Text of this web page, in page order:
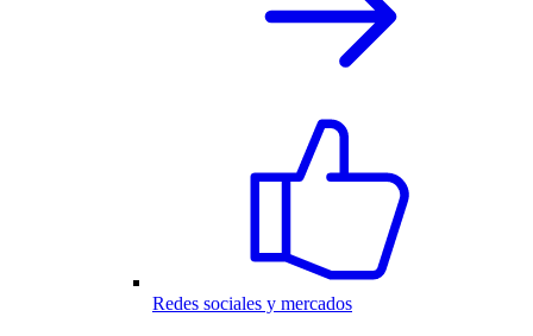
Redes sociales y mercados